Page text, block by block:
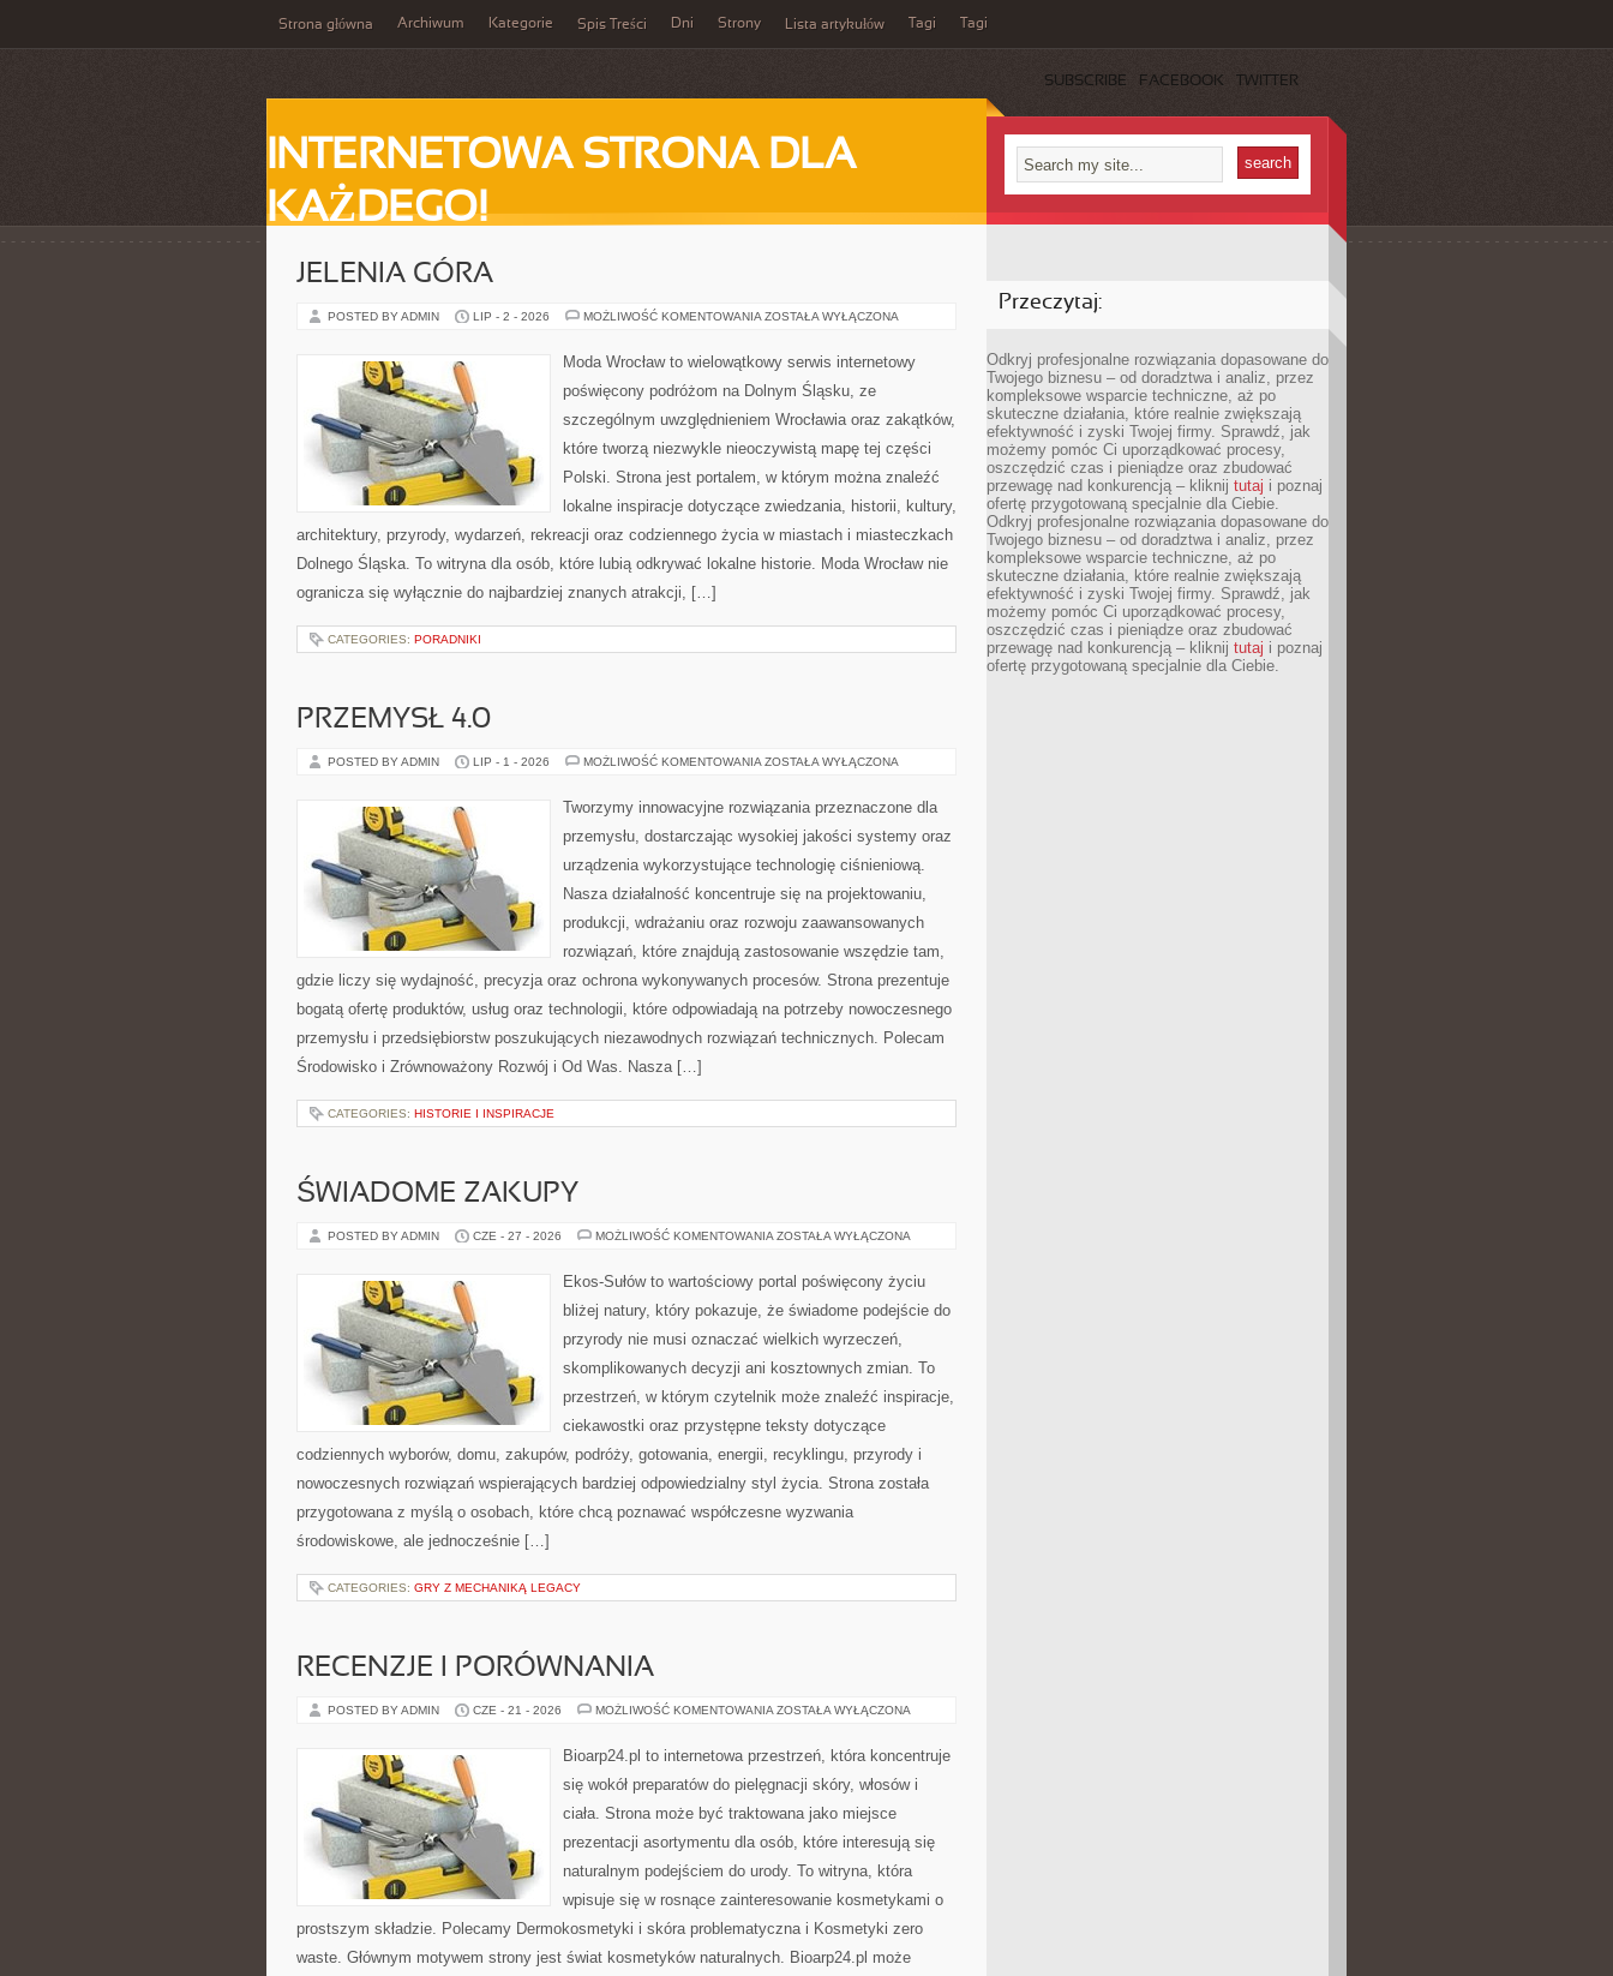
Strona główna Archiwum Kategorie Spis Treści Dni Strony Lista artykułów Tagi Tagi
SUBSCRIBE FACEBOOK TWITTER
INTERNETOWA STRONA DLA
KAŻDEGO!
JELENIA GÓRA
POSTED BY ADMIN LIP - 2 - 2026 MOŻLIWOŚĆ KOMENTOWANIA JELENIA
ZOSTAŁA WYŁĄCZONA
Moda Wrocław to wielowątkowy serwis internetowy
poświęcony podróżom na Dolnym Śląsku, ze
szczególnym uwzględnieniem Wrocławia oraz zakątków,
które tworzą niezwykle nieoczywistą mapę tej części
Polski. Strona jest portalem, w którym można znaleźć
lokalne inspiracje dotyczące zwiedzania, historii, kultury,
architektury, przyrody, wydarzeń, rekreacji oraz codziennego życia w miastach i miasteczkach
Dolnego Śląska. To witryna dla osób, które lubią odkrywać lokalne historie. Moda Wrocław nie
ogranicza się wyłącznie do najbardziej znanych atrakcji, […]
CATEGORIES: PORADNIKI
PRZEMYSŁ 4.0
POSTED BY ADMIN LIP - 1 - 2026 MOŻLIWOŚĆ KOMENTOWANIA PRZEMYSŁ
ZOSTAŁA WYŁĄCZONA
Tworzymy innowacyjne rozwiązania przeznaczone dla
przemysłu, dostarczając wysokiej jakości systemy oraz
urządzenia wykorzystujące technologię ciśnieniową.
Nasza działalność koncentruje się na projektowaniu,
produkcji, wdrażaniu oraz rozwoju zaawansowanych
rozwiązań, które znajdują zastosowanie wszędzie tam,
gdzie liczy się wydajność, precyzja oraz ochrona wykonywanych procesów. Strona prezentuje
bogatą ofertę produktów, usług oraz technologii, które odpowiadają na potrzeby nowoczesnego
przemysłu i przedsiębiorstw poszukujących niezawodnych rozwiązań technicznych. Polecam
Środowisko i Zrównoważony Rozwój i Od Was. Nasza […]
CATEGORIES: HISTORIE I INSPIRACJE
ŚWIADOME ZAKUPY
POSTED BY ADMIN CZE - 27 - 2026 MOŻLIWOŚĆ KOMENTOWANIA ŚWIADOME
ZOSTAŁA WYŁĄCZONA
Ekos-Sułów to wartościowy portal poświęcony życiu
bliżej natury, który pokazuje, że świadome podejście do
przyrody nie musi oznaczać wielkich wyrzeczeń,
skomplikowanych decyzji ani kosztownych zmian. To
przestrzeń, w którym czytelnik może znaleźć inspiracje,
ciekawostki oraz przystępne teksty dotyczące
codziennych wyborów, domu, zakupów, podróży, gotowania, energii, recyklingu, przyrody i
nowoczesnych rozwiązań wspierających bardziej odpowiedzialny styl życia. Strona została
przygotowana z myślą o osobach, które chcą poznawać współczesne wyzwania
środowiskowe, ale jednocześnie […]
CATEGORIES: GRY Z MECHANIKĄ LEGACY
RECENZJE I PORÓWNANIA
POSTED BY ADMIN CZE - 21 - 2026 MOŻLIWOŚĆ KOMENTOWANIA RECENZJE
ZOSTAŁA WYŁĄCZONA
Bioarp24.pl to internetowa przestrzeń, która koncentruje
się wokół preparatów do pielęgnacji skóry, włosów i
ciała. Strona może być traktowana jako miejsce
prezentacji asortymentu dla osób, które interesują się
naturalnym podejściem do urody. To witryna, która
wpisuje się w rosnące zainteresowanie kosmetykami o
prostszym składzie. Polecamy Dermokosmetyki i skóra problematyczna i Kosmetyki zero
waste. Głównym motywem strony jest świat kosmetyków naturalnych. Bioarp24.pl może
Przeczytaj:
Odkryj profesjonalne rozwiązania dopasowane do
Twojego biznesu – od doradztwa i analiz, przez
kompleksowe wsparcie techniczne, aż po
skuteczne działania, które realnie zwiększają
efektywność i zyski Twojej firmy. Sprawdź, jak
możemy pomóc Ci uporządkować procesy,
oszczędzić czas i pieniądze oraz zbudować
przewagę nad konkurencją – kliknij tutaj i poznaj
ofertę przygotowaną specjalnie dla Ciebie.
Odkryj profesjonalne rozwiązania dopasowane do
Twojego biznesu – od doradztwa i analiz, przez
kompleksowe wsparcie techniczne, aż po
skuteczne działania, które realnie zwiększają
efektywność i zyski Twojej firmy. Sprawdź, jak
możemy pomóc Ci uporządkować procesy,
oszczędzić czas i pieniądze oraz zbudować
przewagę nad konkurencją – kliknij tutaj i poznaj
ofertę przygotowaną specjalnie dla Ciebie.